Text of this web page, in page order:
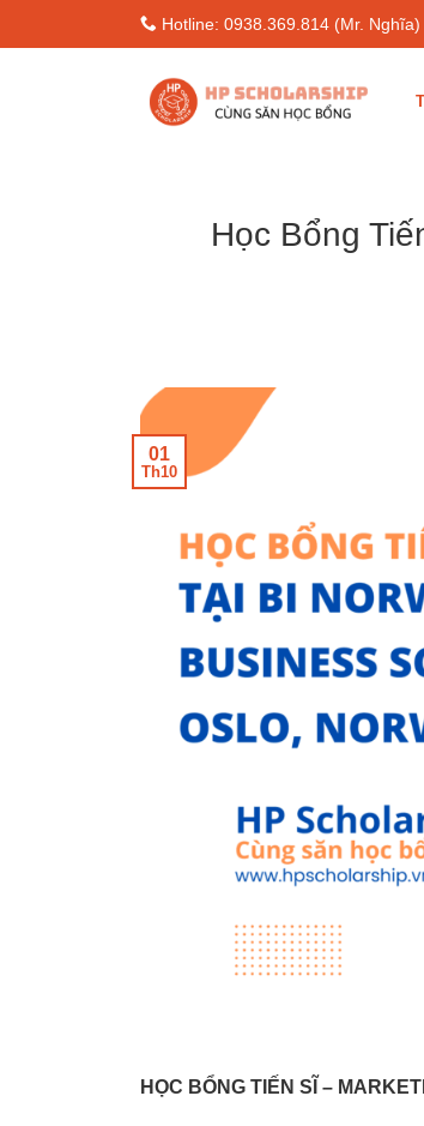
to
Hotline: 0938.369.814 (Mr. Nghĩa)
Học Bổng
01
Th10
HỌC BỔNG TIẾN SĨ –